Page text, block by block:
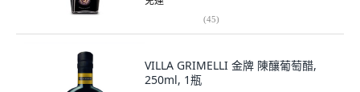
(45)
VILLA GRIMELLI 金牌 陳釀葡萄醋,
250ml, 1瓶